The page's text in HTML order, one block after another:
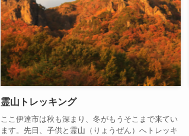
霊山トレッキング
ここ伊達市は秋も深まり、冬がもうそこまで来てい
ます。先日、子供と霊山（りょうぜん）へトレッキ